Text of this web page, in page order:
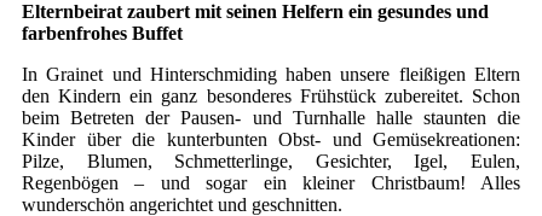
Elternbeirat zaubert mit seinen Helfern ein gesundes und
farbenfrohes Buffet
In Grainet und Hinterschmiding haben unsere fleißigen Eltern
den Kindern ein ganz besonderes Frühstück zubereitet. Schon
beim Betreten der Pausen- und Turnhalle halle staunten die
Kinder über die kunterbunten Obst- und Gemüsekreationen:
Pilze, Blumen, Schmetterlinge, Gesichter, Igel, Eulen,
Regenbögen – und sogar ein kleiner Christbaum! Alles
wunderschön angerichtet und geschnitten.